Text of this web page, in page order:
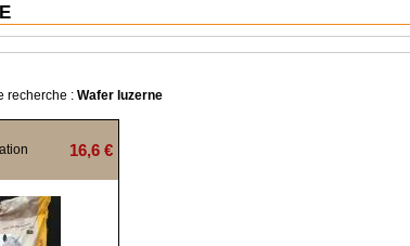
recherche : Wafer luzerne
16,6 €